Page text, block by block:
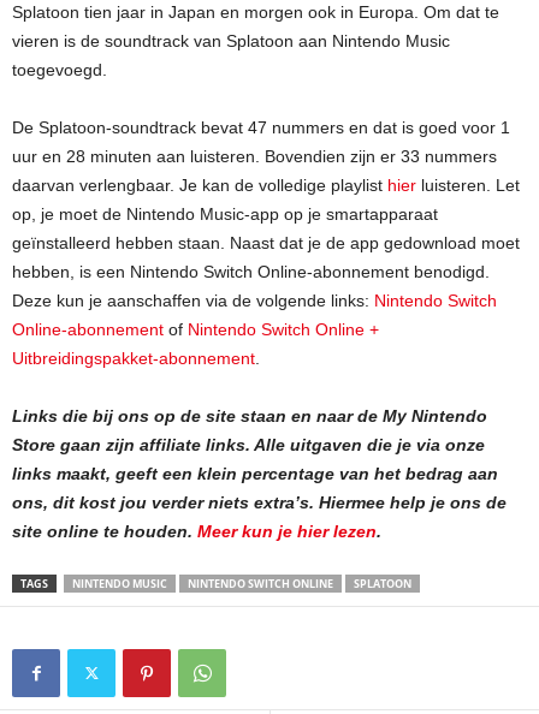
Splatoon tien jaar in Japan en morgen ook in Europa. Om dat te
vieren is de soundtrack van Splatoon aan Nintendo Music
toegevoegd.
De Splatoon-soundtrack bevat 47 nummers en dat is goed voor 1
uur en 28 minuten aan luisteren. Bovendien zijn er 33 nummers
daarvan verlengbaar. Je kan de volledige playlist hier luisteren. Let
op, je moet de Nintendo Music-app op je smartapparaat
geïnstalleerd hebben staan. Naast dat je de app gedownload moet
hebben, is een Nintendo Switch Online-abonnement benodigd.
Deze kun je aanschaffen via de volgende links: Nintendo Switch
Online-abonnement of Nintendo Switch Online +
Uitbreidingspakket-abonnement
Links die bij ons op de site staan en naar de My Nintendo
Store gaan zijn affiliate links. Alle uitgaven die je via onze
links maakt, geeft een klein percentage van het bedrag aan
ons, dit kost jou verder niets extra’s. Hiermee help je ons de
site online te houden. Meer kun je hier lezen.
TAGS NINTENDO MUSIC NINTENDO SWITCH ONLINE SPLATOON